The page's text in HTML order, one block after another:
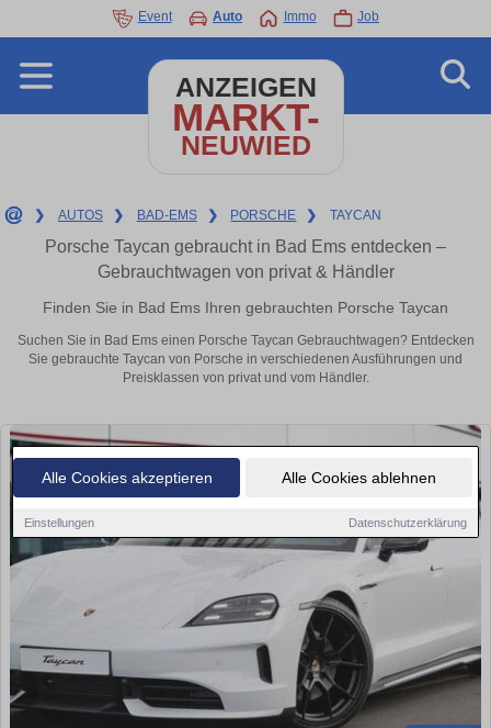
Alle Cookies akzeptieren Alle Cookies ablehnen
Einstellungen Datenschutzerklärung
Event Auto Immo Job
ANZEIGEN
MARKT-
NEUWIED
❯ AUTOS ❯ BAD-EMS ❯ PORSCHE ❯ TAYCAN
Porsche Taycan gebraucht in Bad Ems entdecken –
Gebrauchtwagen von privat & Händler
Finden Sie in Bad Ems Ihren gebrauchten Porsche Taycan
Suchen Sie in Bad Ems einen Porsche Taycan Gebrauchtwagen? Entdecken
Sie gebrauchte Taycan von Porsche in verschiedenen Ausführungen und
Preisklassen von privat und vom Händler.